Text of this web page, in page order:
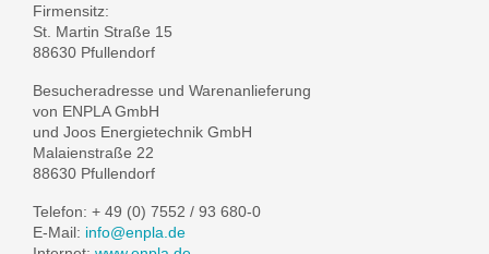
Firmensitz:
St. Martin Straße 15
88630 Pfullendorf
Besucheradresse und Warenanlieferung
von ENPLA GmbH
und Joos Energietechnik GmbH
Malaienstraße 22
88630 Pfullendorf
Telefon: + 49 (0) 7552 / 93 680-0
E-Mail: info@enpla.de